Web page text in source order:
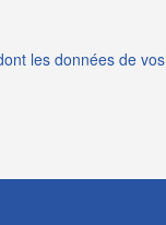
les données de vos